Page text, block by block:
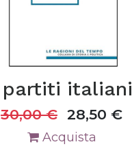
italiani
30,00€ 28,50 €
Acquista